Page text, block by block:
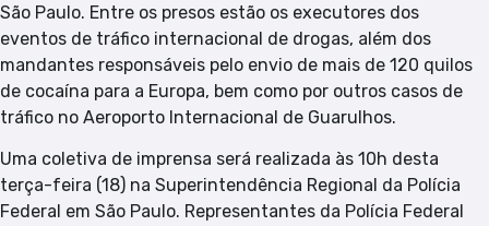
São Paulo. Entre os presos estão os executores dos
eventos de tráfico internacional de drogas, além dos
mandantes responsáveis pelo envio de mais de 120 quilos
de cocaína para a Europa, bem como por outros casos de
tráfico no Aeroporto Internacional de Guarulhos.
Uma coletiva de imprensa será realizada às 10h desta
terça-feira (18) na Superintendência Regional da Polícia
Federal em São Paulo. Representantes da Polícia Federal